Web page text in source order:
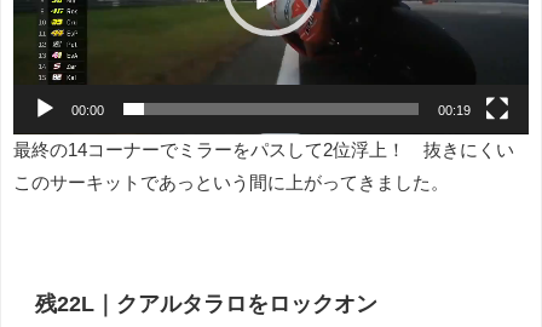
00:00 00:19
最終の14コーナーでミラーをパスして2位浮上！ 抜きにくい
このサーキットであっという間に上がってきました。
残22L｜クアルタラロをロックオン